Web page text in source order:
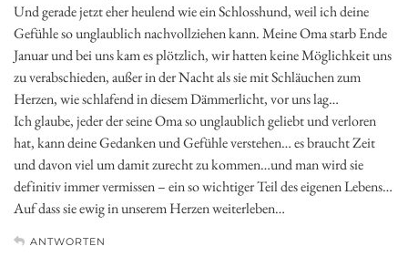
Und gerade jetzt eher heulend wie ein Schlosshund, weil ich deine
Gefühle so unglaublich nachvollziehen kann. Meine Oma starb Ende
Januar und bei uns kam es plötzlich, wir hatten keine Möglichkeit uns
zu verabschieden, außer in der Nacht als sie mit Schläuchen zum
Herzen, wie schlafend in diesem Dämmerlicht, vor uns lag…
Ich glaube, jeder der seine Oma so unglaublich geliebt und verloren
hat, kann deine Gedanken und Gefühle verstehen… es braucht Zeit
und davon viel um damit zurecht zu kommen…und man wird sie
definitiv immer vermissen – ein so wichtiger Teil des eigenen Lebens…
Auf dass sie ewig in unserem Herzen weiterleben…
ANTWORTEN